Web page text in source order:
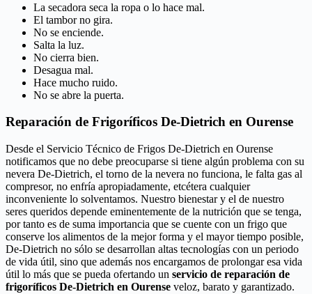
La secadora seca la ropa o lo hace mal.
El tambor no gira.
No se enciende.
Salta la luz.
No cierra bien.
Desagua mal.
Hace mucho ruido.
No se abre la puerta.
Reparación de Frigoríficos De-Dietrich en Ourense
Desde el Servicio Técnico de Frigos De-Dietrich en Ourense
notificamos que no debe preocuparse si tiene algún problema con su
nevera De-Dietrich, el torno de la nevera no funciona, le falta gas al
compresor, no enfría apropiadamente, etcétera cualquier
inconveniente lo solventamos. Nuestro bienestar y el de nuestro
seres queridos depende eminentemente de la nutrición que se tenga,
por tanto es de suma importancia que se cuente con un frigo que
conserve los alimentos de la mejor forma y el mayor tiempo posible,
De-Dietrich no sólo se desarrollan altas tecnologías con un periodo
de vida útil, sino que además nos encargamos de prolongar esa vida
útil lo más que se pueda ofertando un servicio de reparación de
frigoríficos De-Dietrich en Ourense veloz, barato y garantizado.